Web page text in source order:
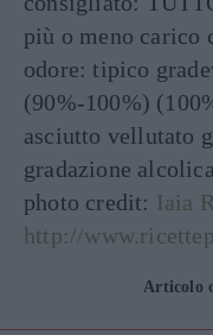
più o meno carico
odore: tipico
(90%-100%)
asciutto vellutato
gradazione
photo credit: Iaia
http://
Articolo